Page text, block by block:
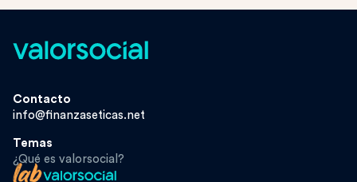
Contacto
info@finanzaseticas.net
Temas
¿Qué es valorsocial?